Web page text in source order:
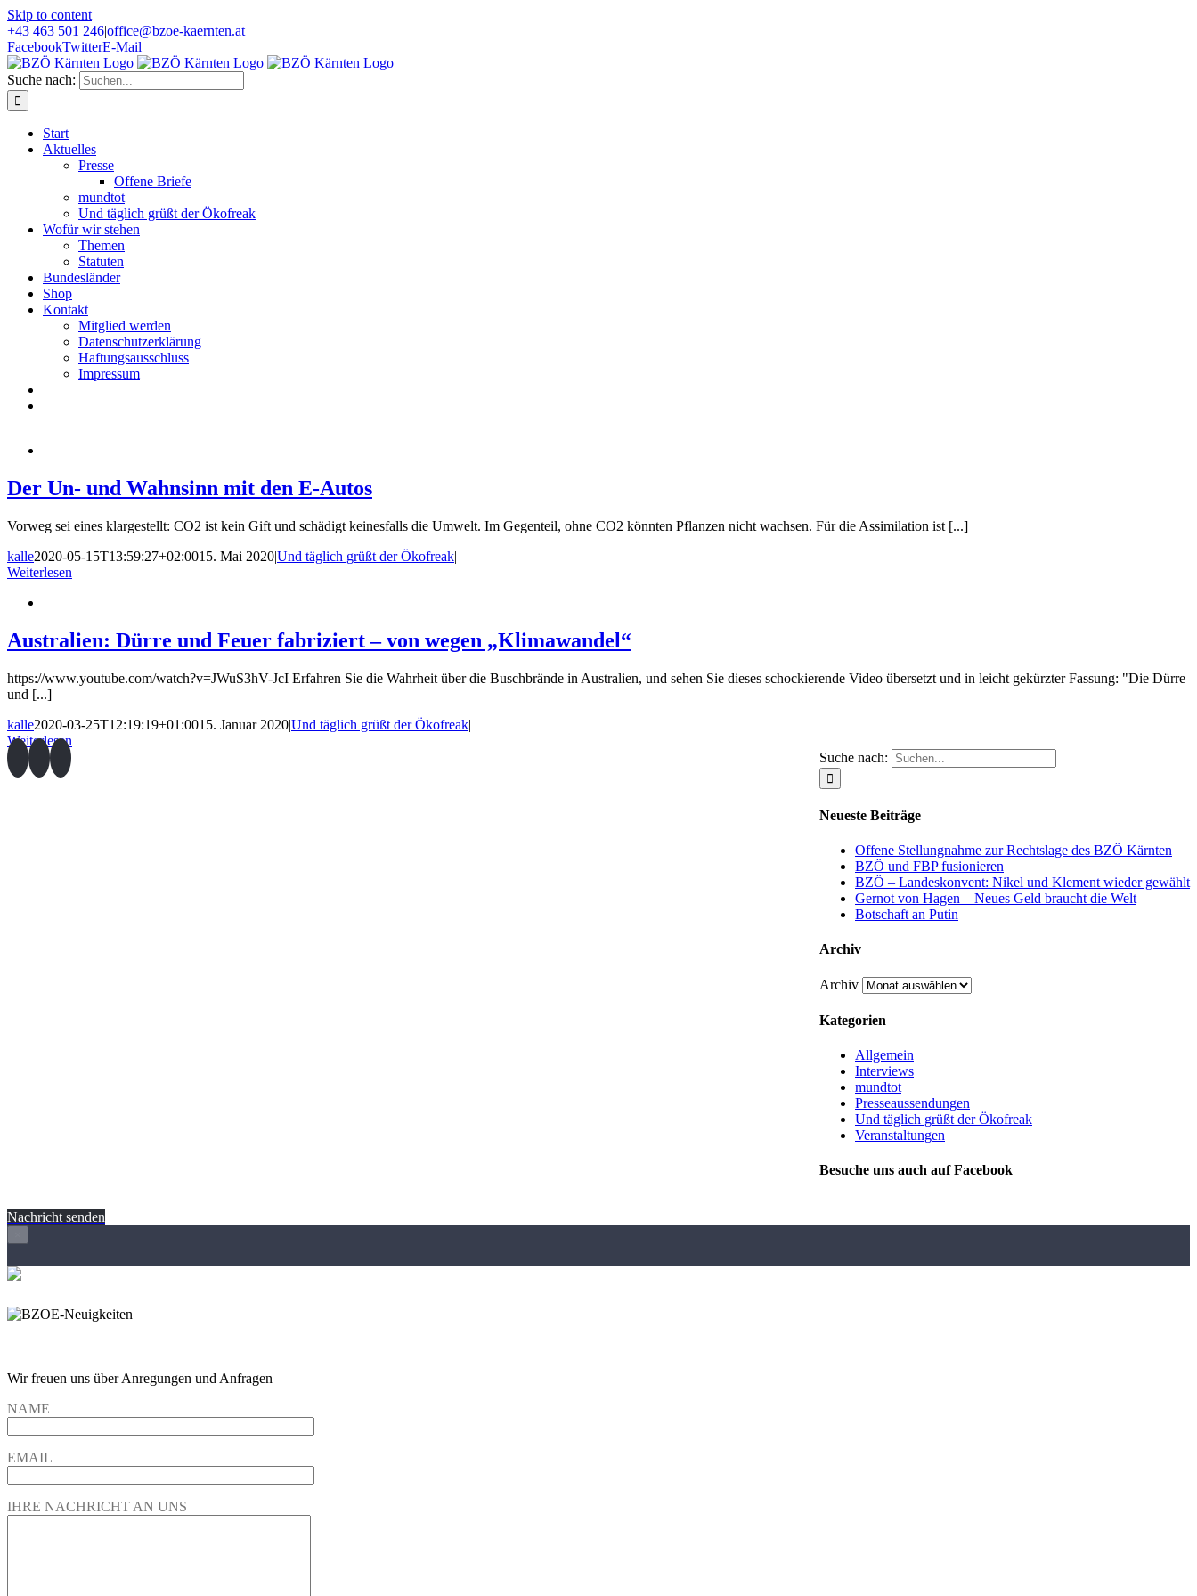
Skip to content
+43 463 501 246|office@bzoe-kaernten.at
FacebookTwitterE-Mail
Suche nach:
Start
Aktuelles
Presse
Offene Briefe
mundtot
Und täglich grüßt der Ökofreak
Wofür wir stehen
Themen
Statuten
Bundesländer
Shop
Kontakt
Mitglied werden
Datenschutzerklärung
Haftungsausschluss
Impressum
Der Un- und Wahnsinn mit den E-Autos
Vorweg sei eines klargestellt: CO2 ist kein Gift und schädigt keinesfalls die Umwelt. Im Gegenteil, ohne CO2 könnten Pflanzen nicht wachsen. Für die Assimilation ist [...]
kalle2020-05-15T13:59:27+02:0015. Mai 2020|Und täglich grüßt der Ökofreak|
Weiterlesen
Australien: Dürre und Feuer fabriziert – von wegen „Klimawandel“
https://www.youtube.com/watch?v=JWuS3hV-JcI Erfahren Sie die Wahrheit über die Buschbrände in Australien, und sehen Sie dieses schockierende Video übersetzt und in leicht gekürzter Fassung: "Die Dürre
und [...]
kalle2020-03-25T12:19:19+01:0015. Januar 2020|Und täglich grüßt der Ökofreak|
Weiterlesen
Suche nach:
Neueste Beiträge
Offene Stellungnahme zur Rechtslage des BZÖ Kärnten
BZÖ und FBP fusionieren
BZÖ – Landeskonvent: Nikel und Klement wieder gewählt
Gernot von Hagen – Neues Geld braucht die Welt
Botschaft an Putin
Archiv
Archiv
Kategorien
Allgemein
Interviews
mundtot
Presseaussendungen
Und täglich grüßt der Ökofreak
Veranstaltungen
Besuche uns auch auf Facebook
Nachricht senden
Wir freuen uns über Anregungen und Anfragen
NAME
EMAIL
IHRE NACHRICHT AN UNS